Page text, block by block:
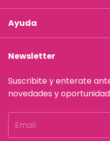
Ayuda
Newsletter
Suscribite y enterate
novedades y